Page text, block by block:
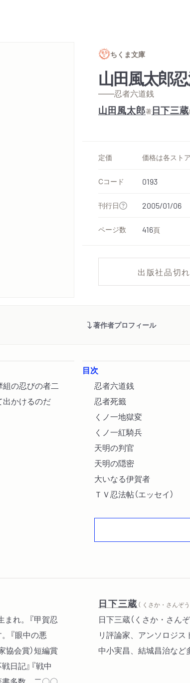
ちくま文庫
山田風太郎
——忍者六道銭
山田風太郎著日下三蔵
定価
Cコード 0193
刊行日 2005/01/06
ページ数 416頁
出版社品切れ
著作者プロフィール
の忍びの者二
出かけるのだ
目次
忍者六道銭
忍者死籤
くノ一地獄変
くノ一紅騎兵
天明の判官
天明の隠密
大いなる伊賀者
ＴＶ忍法帖（エッセイ）
まれ。『甲賀忍
『眼中の悪
協会賞）短編賞
日記』『戦中
日下三蔵 （ くさか・さんぞう
日下三蔵（くさか・さん
リ評論家、アンソロジ
中小実昌、結城昌治など